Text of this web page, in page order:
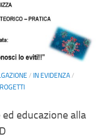
/ IN EVIDENZA/
educazione alla